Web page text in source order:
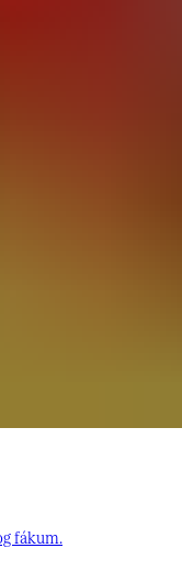
fákum.